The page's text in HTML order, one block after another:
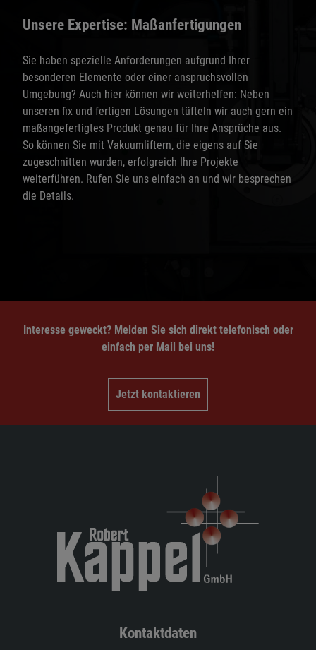
Unsere Expertise: Maßanfertigungen
Sie haben spezielle Anforderungen aufgrund Ihrer
besonderen Elemente oder einer anspruchsvollen
Umgebung? Auch hier können wir weiterhelfen: Neben
unseren fix und fertigen Lösungen tüfteln wir auch gern ein
maßangefertigtes Produkt genau für Ihre Ansprüche aus.
So können Sie mit Vakuumliftern, die eigens auf Sie
zugeschnitten wurden, erfolgreich Ihre Projekte
weiterführen. Rufen Sie uns einfach an und wir besprechen
die Details.
Interesse geweckt? Melden Sie sich direkt telefonisch oder
einfach per Mail bei uns!
Jetzt kontaktieren
Kontaktdaten